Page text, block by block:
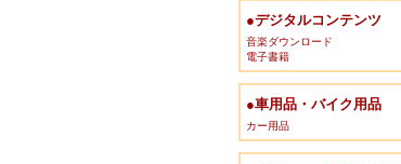
●デジタルコンテンツ
音楽ダウンロード
電子書籍
●車用品・バイク用品
カー用品